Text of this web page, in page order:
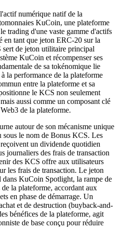
numérique natif de la
KuCoin, une plateforme
trading d'une vaste gamme d'actifs
en tant que jeton ERC-20 sur la
de jeton utilitaire principal
KuCoin et récompenser ses
de sa tokénomique lie
la performance de la plateforme
entre la plateforme et sa
le KCS non seulement
aussi comme un composant clé
de la plateforme.
autour de son mécanisme unique
sous le nom de Bonus KCS. Les
un dividende quotidien
journaliers des frais de transaction
des KCS offre aux utilisateurs
les frais de transaction. Le jeton
dans KuCoin Spotlight, la rampe de
la plateforme, accordant aux
en phase de démarrage. Un
et de destruction (buyback-and-
bénéfices de la plateforme, agit
de base conçu pour réduire